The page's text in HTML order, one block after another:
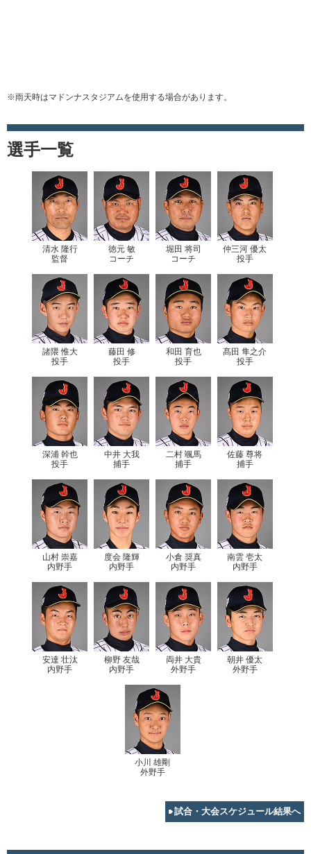
※雨天時はマドンナスタジアムを使用する場合があります。
選手一覧
清水 隆行
監督
徳元 敏
コーチ
堀田 将司
コーチ
仲三河 優太
投手
諸隈 惟大
投手
藤田 修
投手
和田 育也
投手
髙田 隼之介
投手
深浦 幹也
投手
中井 大我
捕手
二村 颯馬
捕手
佐藤 尊将
捕手
山村 崇嘉
内野手
度会 隆輝
内野手
小倉 奨真
内野手
南雲 壱太
内野手
安達 壮汰
内野手
柳野 友哉
内野手
両井 大貴
外野手
朝井 優太
外野手
小川 雄剛
外野手
試合・大会スケジュール結果へ